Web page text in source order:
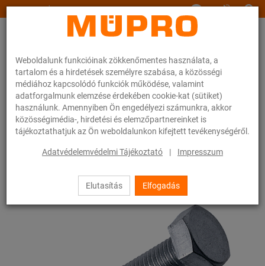
Weboldalunk funkcióinak zökkenőmentes használata, a
tartalom és a hirdetések személyre szabása, a közösségi
médiához kapcsolódó funkciók működése, valamint
adatforgalmunk elemzése érdekében cookie-kat (sütiket)
használunk. Amennyiben Ön engedélyezi számunkra, akkor
közösségimédia-, hirdetési és elemzőpartnereinket is
tájékoztathatjuk az Ön weboldalunkon kifejtett tevékenységéről.
Adatvédelemvédelmi Tájékoztató | Impresszum
Elutasítás Elfogadás
www.muepro.hu
Webáruhàz Rögzítéstechnika Szerelési anyagok Hatlapfejű csavarok
56 / 83